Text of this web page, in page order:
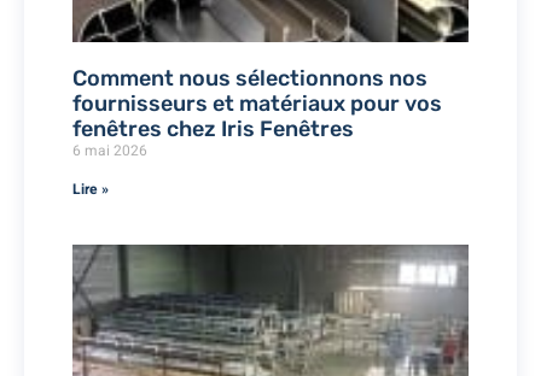
Comment nous sélectionnons nos
fournisseurs et matériaux pour vos
fenêtres chez Iris Fenêtres
6 mai 2026
Lire »